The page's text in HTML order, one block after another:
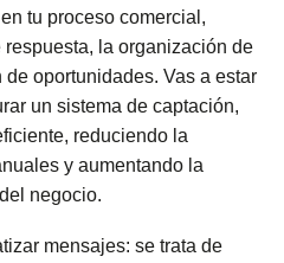
tu proceso comercial,
la organización de
oportunidades. Vas a estar
un sistema de captación,
reduciendo la
y aumentando la
negocio.
mensajes: se trata de